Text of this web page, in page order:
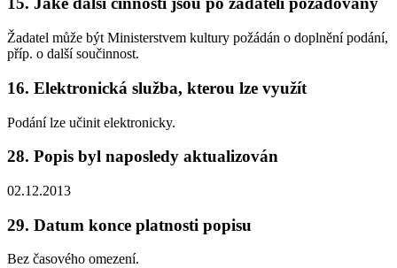
Žadatel může být Ministerstvem kultury požádán o doplnění podání,
příp. o další součinnost.
16. Elektronická služba, kterou lze využít
Podání lze učinit elektronicky.
28. Popis byl naposledy aktualizován
02.12.2013
29. Datum konce platnosti popisu
Bez časového omezení.